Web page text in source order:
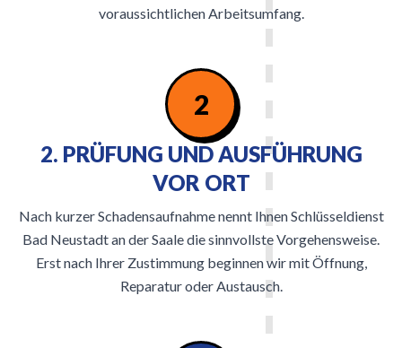
voraussichtlichen Arbeitsumfang.
2
2. PRÜFUNG UND AUSFÜHRUNG
VOR ORT
Nach kurzer Schadensaufnahme nennt Ihnen Schlüsseldienst
Bad Neustadt an der Saale die sinnvollste Vorgehensweise.
Erst nach Ihrer Zustimmung beginnen wir mit Öffnung,
Reparatur oder Austausch.